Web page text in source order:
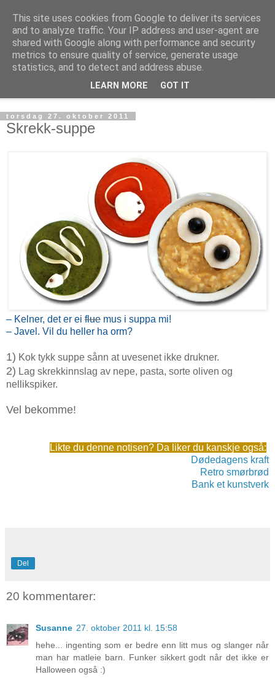
Fies notiser
en durabelig dose tips & oppskrifter ispedd vettug viten
torsdag 27. oktober 2011
Skrekk-suppe
– Kelner, det er ei flue mus i suppa mi!
– Javel. Vil du heller ha orm?
1) Kok tykk suppe sånn at uvesenet ikke drukner.
2) Lag skrekkinnslag av nepe, pasta, sorte oliven og
nellikspiker.
Vel bekomme!
Likte du denne notisen? Da liker du kanskje også:
Dødedagens kraft
Retro smørbrød
Bank et kunstverk
Del
20 kommentarer:
Susanne 27. oktober 2011 kl. 15:58
hehe... ingenting som er bedre enn litt mus og slanger når
man har matleie barn. Funker sikkert godt når det ikke er
Halloween også :)
This site uses cookies from Google to deliver its services
and to analyze traffic. Your IP address and user-agent are
shared with Google along with performance and security
metrics to ensure quality of service, generate usage
statistics, and to detect and address abuse.
LEARN MORE GOT IT